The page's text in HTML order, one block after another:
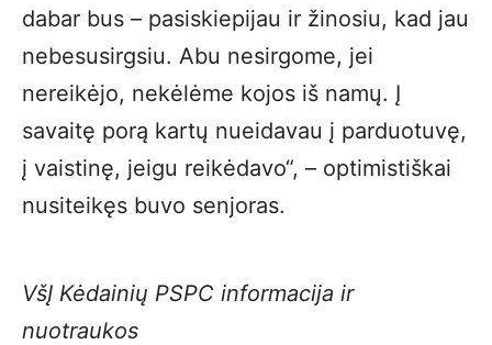
dabar bus – pasiskiepijau ir žinosiu, kad jau
nebesusirgsiu. Abu nesirgome, jei
nereikėjo, nekėlėme kojos iš namų. Į
savaitę porą kartų nueidavau į parduotuvę,
į vaistinę, jeigu reikėdavo“, – optimistiškai
nusiteikęs buvo senjoras.
VšĮ Kėdainių PSPC informacija ir
nuotraukos